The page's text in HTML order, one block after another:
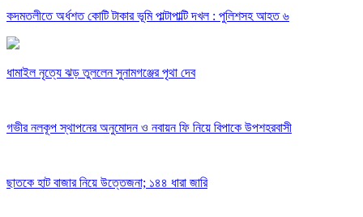
কদমতলীতে অর্ধশত কোটি টাকার ভূমি পাল্টাপাল্টি দখল : পুলিশসহ আহত ৬
ধামাইল নৃত্যে ঝড় তুললেন সুনামগঞ্জের পৃথা দেব
গভীর নলকূপ স্থাপনের অনুমোদন ও নবায়ন ফি নিয়ে বিপাকে উপশহরবাসী
ছাতকে হাট বাজার নিয়ে উত্তেজনা; ১৪৪ ধারা জারি